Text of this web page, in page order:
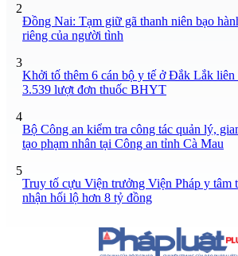
2
Đồng Nai: Tạm giữ gã thanh niên bạo
riêng của người tình
3
Khởi tố thêm 6 cán bộ y tế ở Đắk Lắk liên
3.539 lượt đơn thuốc BHYT
4
Bộ Công an kiểm tra công tác quản lý,
tạo phạm nhân tại Công an tỉnh Cà Mau
5
Truy tố cựu Viện trưởng Viện Pháp y tâm
nhận hối lộ hơn 8 tỷ đồng